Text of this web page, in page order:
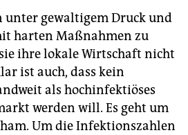
unter gewaltigem Druck und
harten Maßnahmen zu
ihre lokale Wirtschaft nicht
ist auch, dass kein
als hochinfektiöses
werden will. Es geht um
Um die Infektionszahlen